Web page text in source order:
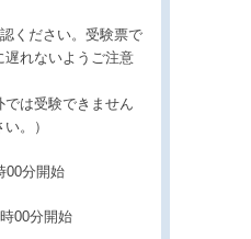
ください。受験票で
遅れないようご注意
では受験できません
。）
00分開始
00分開始